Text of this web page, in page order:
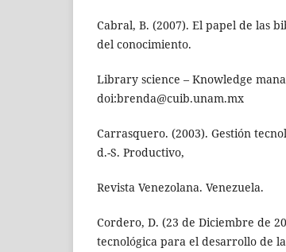
Cabral, B. (2007). El papel de las
del conocimiento.
Library science – Knowledge
doi:brenda@cuib.unam.mx
Carrasquero. (2003). Gestión
d.-S. Productivo,
Revista Venezolana. Venezuela.
Cordero, D. (23 de Diciembre de
tecnológica para el desarrollo de